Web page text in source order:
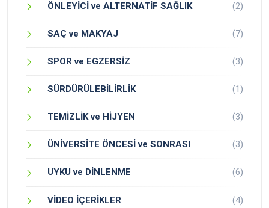
ÖNLEYİCİ ve ALTERNATİF SAĞLIK (2)
SAÇ ve MAKYAJ (7)
SPOR ve EGZERSİZ (3)
SÜRDÜRÜLEBİLİRLİK (1)
TEMİZLİK ve HİJYEN (3)
ÜNİVERSİTE ÖNCESİ ve SONRASI (3)
UYKU ve DİNLENME (6)
VİDEO İÇERİKLER (4)